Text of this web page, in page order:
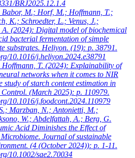
BRJ2025.12.1.4
M.; Horf, M.; Hoffmann, T.;
K.; Schroedter, L.; Venus, J.;
A. (2024): Digital model of biochemical
bacterial fermentation of simple
substrates. Heliyon. (19): p. 38791.
10.1016/j.heliyon.2024.e38791
T. (2024): Explainability of
networks when it comes to NIR
study of starch content estimation in
(March 2025): p. 110979.
10.1016/j.foodcont.2024.110979
Marzban, N.; Antonietti, M.;
W.; Abdelfattah, A.; Berg, G.
Acid Diminishes the Effect of
Journal of sustainable
(4 (October 2024)): p. 1-11.
10.1002/sae2.70034